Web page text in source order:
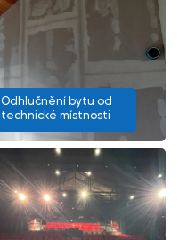
Odhlučnění bytu od
technické místnosti